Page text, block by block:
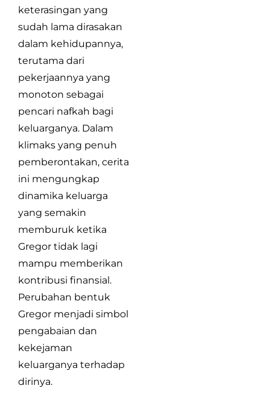
keterasingan yang
sudah lama dirasakan
dalam kehidupannya,
terutama dari
pekerjaannya yang
monoton sebagai
pencari nafkah bagi
keluarganya. Dalam
klimaks yang penuh
pemberontakan, cerita
ini mengungkap
dinamika keluarga
yang semakin
memburuk ketika
Gregor tidak lagi
mampu memberikan
kontribusi finansial.
Perubahan bentuk
Gregor menjadi simbol
pengabaian dan
kekejaman
keluarganya terhadap
dirinya.